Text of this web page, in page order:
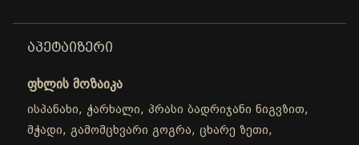
ᲐᲞᲔᲢᲐᲘᲖᲔᲠᲘ
ფხლის მოზაიკა
ისპანახი, ჭარხალი, პრასი ბადრიჯანი ნიგვზით,
მჭადი, გამომცხვარი გოგრა, ცხარე ზეთი,